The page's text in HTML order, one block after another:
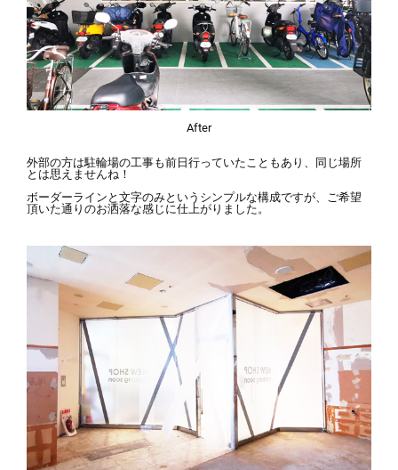
After
外部の方は駐輪場の工事も前日行っていたこともあり、同じ場所
とは思えませんね！
ボーダーラインと文字のみというシンプルな構成ですが、ご希望
頂いた通りのお洒落な感じに仕上がりました。